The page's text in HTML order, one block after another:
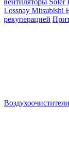
вентиляторы Soler
Lossnay Mitsubishi
рекуперацией